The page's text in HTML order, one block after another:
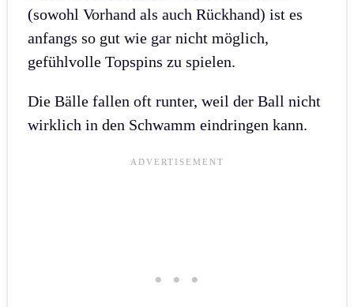
(sowohl Vorhand als auch Rückhand) ist es
anfangs so gut wie gar nicht möglich,
gefühlvolle Topspins zu spielen.
Die Bälle fallen oft runter, weil der Ball nicht
wirklich in den Schwamm eindringen kann.